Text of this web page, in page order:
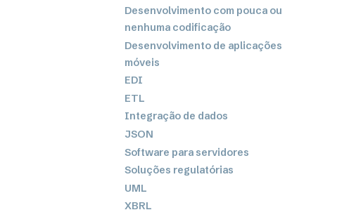
Desenvolvimento com pouca ou
nenhuma codificação
Desenvolvimento de aplicações
móveis
EDI
ETL
Integração de dados
JSON
Software para servidores
Soluções regulatórias
UML
XBRL